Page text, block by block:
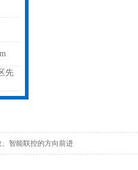
先
智能联控的方向前进